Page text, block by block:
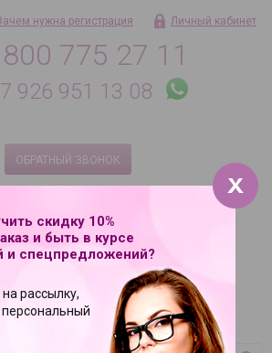
775 27 11
926 951 13 08
ОБРАТНЫЙ ЗВОНОК
нужна регистрация Личный кабинет
скидку 10%
и быть в курсе
и спецпредложений?
рассылку,